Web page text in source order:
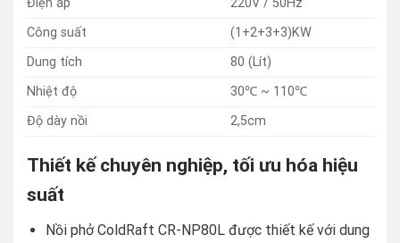
Công suất
(1+2+3+3)KW
Dung tích
80 (Lít)
Nhiệt độ
30℃ ~ 110℃
Độ dày nồi
2,5cm
Thiết kế chuyên nghiệp, tối ưu hóa hiệu
suất
Nồi phở ColdRaft CR-NP80L được thiết kế với dung